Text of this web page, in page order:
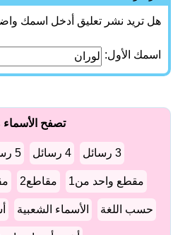
هل تريد نشر تعليق أدخل اسمك
اسمك الأول:
تصفح الأسماء
3 رسائل 4 رسائل 5 رسائل
مقطع واحد من1 مقاطع2
حسب اللغة الأسماء الشعبية